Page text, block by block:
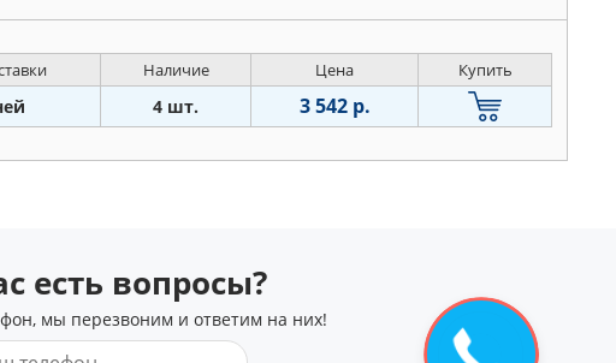
Наличие Цена Купить
4 шт. 3 542 р.
есть вопросы?
мы перезвоним и ответим на них!